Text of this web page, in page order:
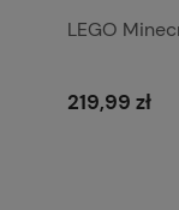
LEGO
219,99 zł